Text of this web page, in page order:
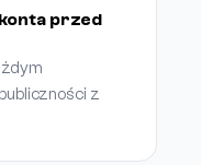
przed
z